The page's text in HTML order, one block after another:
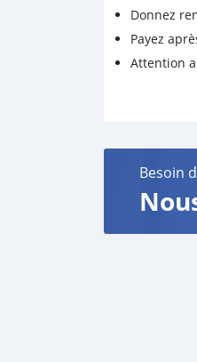
Donnez
Payez
Attention
Besoin